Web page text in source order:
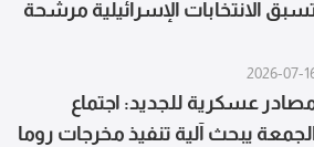
الانتخابات الإسرائيلية مرشّحة
الداخلية لنتنياهو 2026-07-
عسكرية للجديد: اجتماع
يبحث آلية تنفيذ مخرجات روما